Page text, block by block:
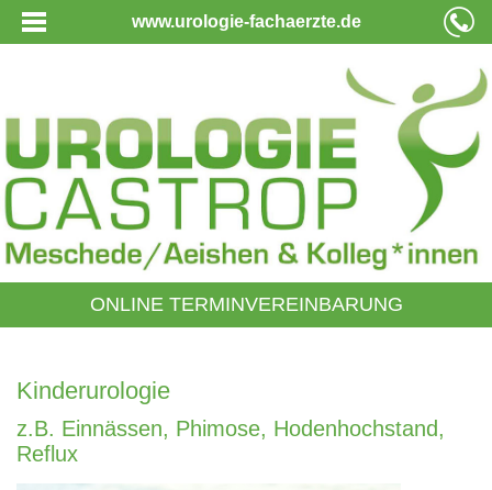
www.urologie-fachaerzte.de
ONLINE TERMINVEREINBARUNG
Kinderurologie
z.B. Einnässen, Phimose, Hodenhochstand,
Reflux